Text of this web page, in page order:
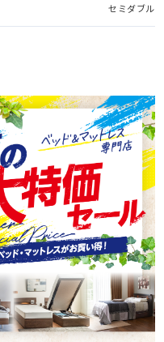
セミダブル